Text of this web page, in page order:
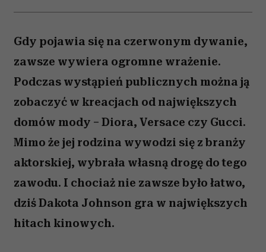
Gdy pojawia się na czerwonym dywanie,
zawsze wywiera ogromne wrażenie.
Podczas wystąpień publicznych można ją
zobaczyć w kreacjach od największych
domów mody – Diora, Versace czy Gucci.
Mimo że jej rodzina wywodzi się z branży
aktorskiej, wybrała własną drogę do tego
zawodu. I chociaż nie zawsze było łatwo,
dziś Dakota Johnson gra w największych
hitach kinowych.